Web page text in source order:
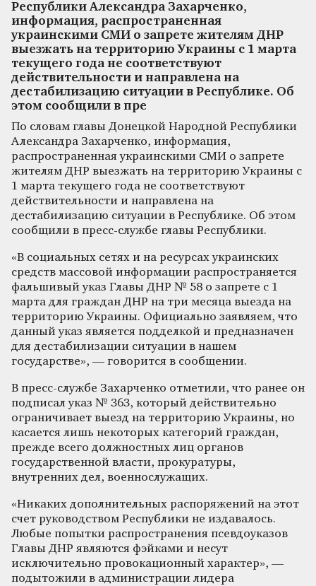
Республики Александра Захарченко,
информация, распространенная
украинскими СМИ о запрете жителям ДНР
выезжать на территорию Украины с 1 марта
текущего года не соответствуют
действительности и направлена на
дестабилизацию ситуации в Республике. Об
этом сообщили в пре
По словам главы Донецкой Народной Республики
Александра Захарченко, информация,
распространенная украинскими СМИ о запрете
жителям ДНР выезжать на территорию Украины с
1 марта текущего года не соответствуют
действительности и направлена на
дестабилизацию ситуации в Республике. Об этом
сообщили в пресс-службе главы Республики.
«В социальных сетях и на ресурсах украинских
средств массовой информации распространяется
фальшивый указ Главы ДНР № 58 о запрете с 1
марта для граждан ДНР на три месяца выезда на
территорию Украины. Официально заявляем, что
данный указ является подделкой и предназначен
для дестабилизации ситуации в нашем
государстве», — говорится в сообщении.
В пресс-службе Захарченко отметили, что ранее он
подписал указ № 363, который действительно
ограничивает выезд на территорию Украины, но
касается лишь некоторых категорий граждан,
прежде всего должностных лиц органов
государственной власти, прокуратуры,
внутренних дел, военнослужащих.
«Никаких дополнительных распоряжений на этот
счет руководством Республики не издавалось.
Любые попытки распространения псевдоуказов
Главы ДНР являются фэйками и несут
исключительно провокационный характер», —
подытожили в администрации лидера